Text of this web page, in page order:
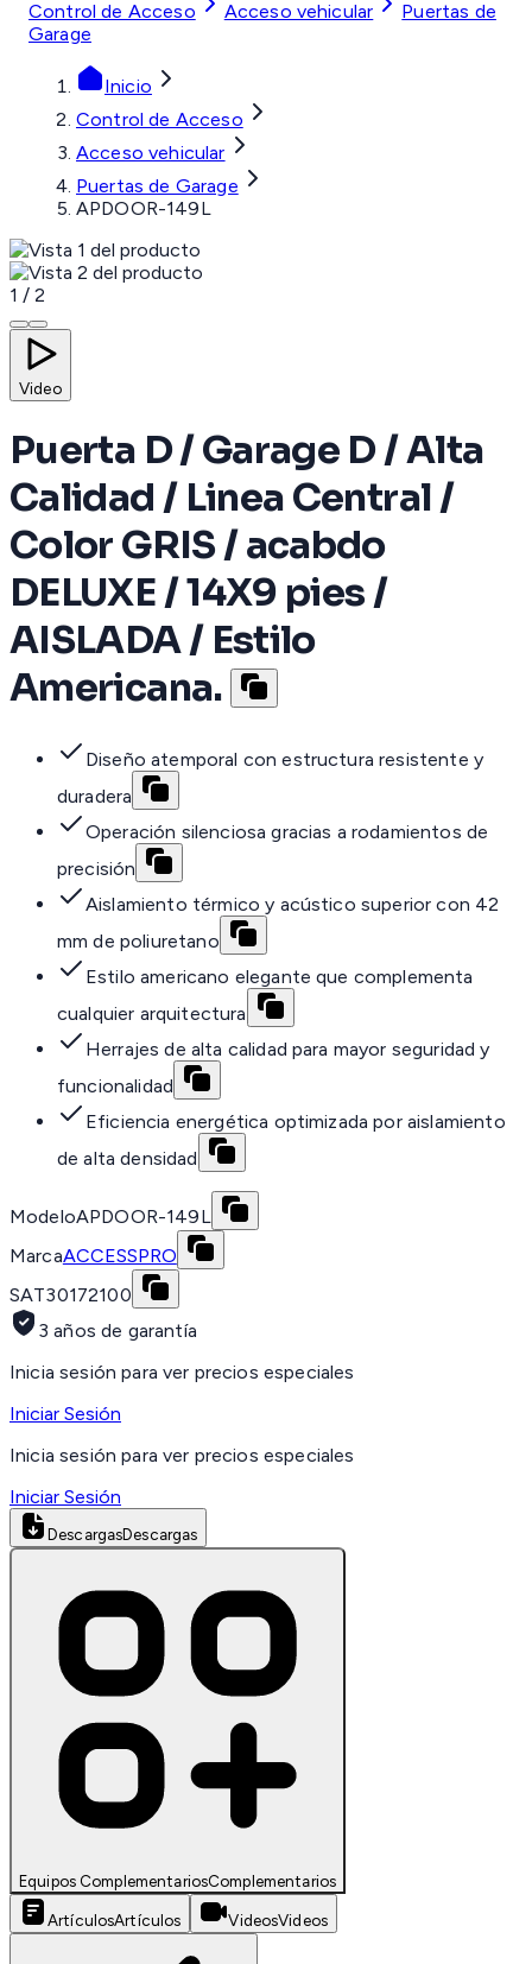
Control de Acceso Acceso vehicular
Puertas de
Garage
Inicio
Control de Acceso
Acceso vehicular
Puertas de Garage
APDOOR-149L
1 / 2
Video
Puerta D / Garage D / Alta
Calidad / Linea Central /
Color GRIS / acabdo
DELUXE / 14X9 pies /
AISLADA / Estilo
Americana.
Diseño atemporal con estructura resistente y
duradera
Operación silenciosa gracias a rodamientos de
precisión
Aislamiento térmico y acústico superior con 42
mm de poliuretano
Estilo americano elegante que complementa
cualquier arquitectura
Herrajes de alta calidad para mayor seguridad y
funcionalidad
Eficiencia energética optimizada por aislamiento
de alta densidad
ModeloAPDOOR-149L
MarcaACCESSPRO
SAT30172100
3 años de garantía
Inicia sesión para ver precios especiales
Iniciar Sesión
Inicia sesión para ver precios especiales
Iniciar Sesión
DescargasDescargas
Equipos ComplementariosComplementarios
ArtículosArtículos VideosVideos